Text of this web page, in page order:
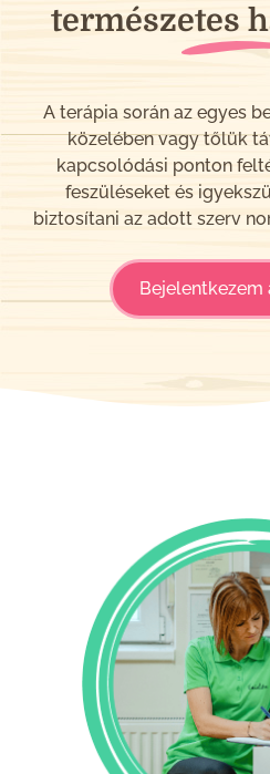
természetes
A terápia során az egyes
közelében vagy tőlük
kapcsolódási ponton
feszüléseket és
biztosítani az adott szerv
Bejelentkezem